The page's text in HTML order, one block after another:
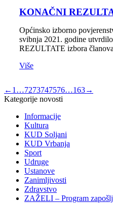
KONAČNI
Općinsko izborno
svibnja 2021. godine
REZULTATE izbora
Više
← 1 …7273747576…163→
Kategorije novosti
Informacije
Kultura
KUD Soljani
KUD Vrbanja
Sport
Udruge
Ustanove
Zanimljivosti
Zdravstvo
ZAŽELI – Program